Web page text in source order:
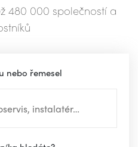
480 000 společností a
nebo řemesel